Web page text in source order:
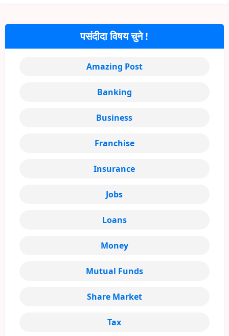
पसंदीदा विषय चुने !
Amazing Post
Banking
Business
Franchise
Insurance
Jobs
Loans
Money
Mutual Funds
Share Market
Tax